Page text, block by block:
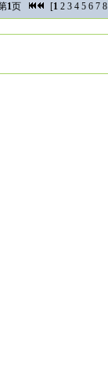
1页 [1 2 3 4 5 6 7 8